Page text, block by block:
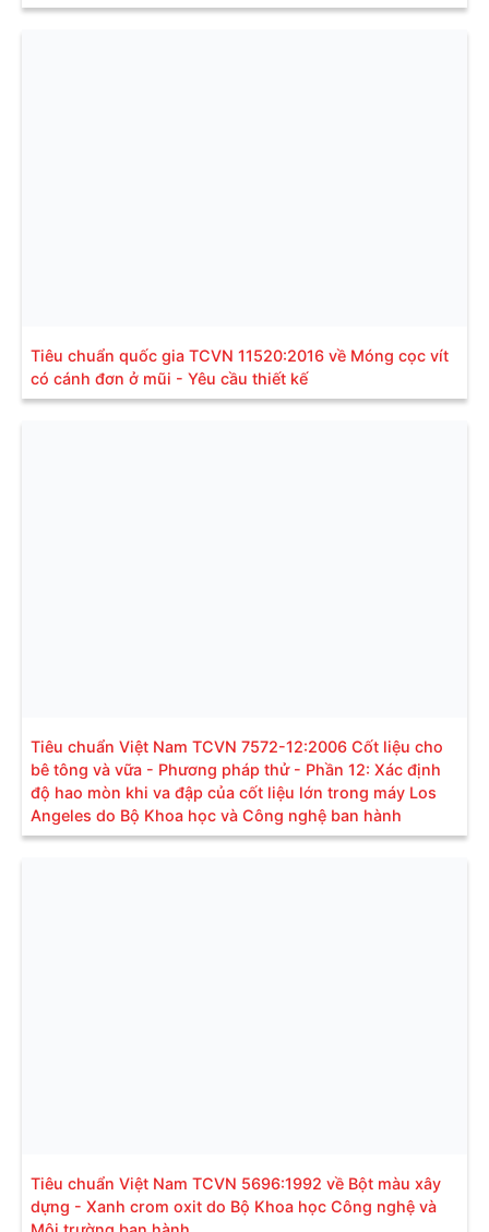
Tiêu chuẩn quốc gia TCVN 11520:2016 về Móng cọc vít
có cánh đơn ở mũi - Yêu cầu thiết kế
Tiêu chuẩn Việt Nam TCVN 7572-12:2006 Cốt liệu cho
bê tông và vữa - Phương pháp thử - Phần 12: Xác định
độ hao mòn khi va đập của cốt liệu lớn trong máy Los
Angeles do Bộ Khoa học và Công nghệ ban hành
Tiêu chuẩn Việt Nam TCVN 5696:1992 về Bột màu xây
dựng - Xanh crom oxit do Bộ Khoa học Công nghệ và